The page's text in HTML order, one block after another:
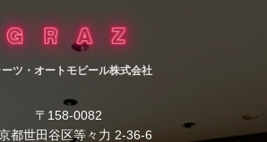
ーツ・オートモビール株式会社
〒158-0082
都世田谷区等々力 2-36-6